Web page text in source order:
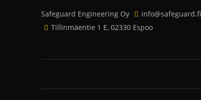
Safeguard Engineering Oy info@safeguard.fi
Tillinmäentie 1 E, 02330 Espoo